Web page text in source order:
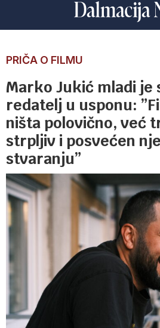
PRIČA O FILMU
Marko Jukić mladi je
redatelj u usponu:
ništa polovično, već
strpljiv i posvećen
stvaranju”